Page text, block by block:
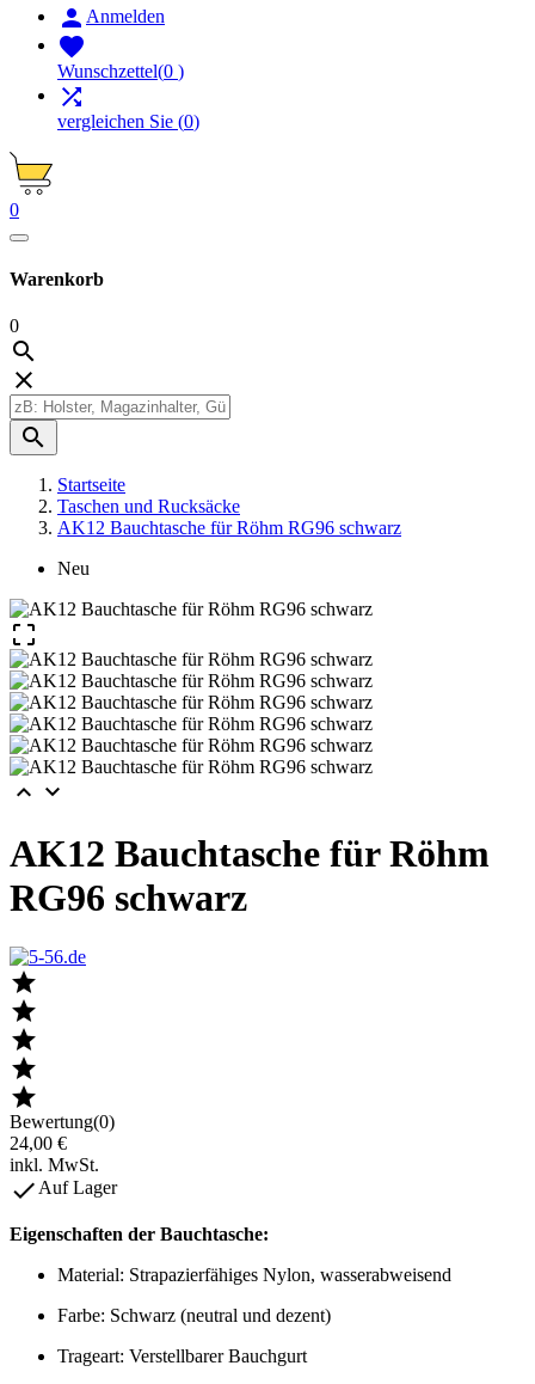
 Anmelden

Wunschzettel(0 )

vergleichen Sie (0)
0
Warenkorb
0



Startseite
Taschen und Rucksäcke
AK12 Bauchtasche für Röhm RG96 schwarz
Neu

 
AK12 Bauchtasche für Röhm
RG96 schwarz





Bewertung(0)
24,00 €
inkl. MwSt.
 Auf Lager
Eigenschaften der Bauchtasche:
Material: Strapazierfähiges Nylon, wasserabweisend
Farbe: Schwarz (neutral und dezent)
Trageart: Verstellbarer Bauchgurt